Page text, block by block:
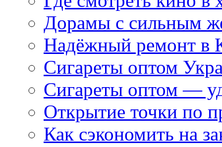
Дорамы с сильным
Надёжный ремонт в
Сигареты оптом
Сигареты оптом —
Открытие точки по
Как сэкономить на